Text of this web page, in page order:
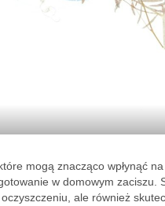
mogą znacząco wpłynąć
w domowym zaciszu.
ale również